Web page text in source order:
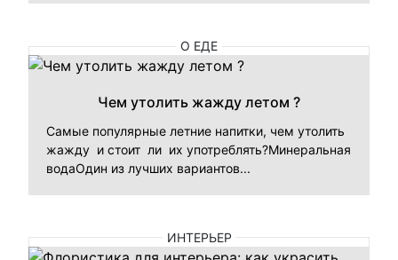
О ЕДЕ
Чем утолить жажду летом ?
Самые популярные летние напитки, чем утолить
жажду и стоит ли их употреблять?Минеральная
водаОдин из лучших вариантов...
ИНТЕРЬЕР